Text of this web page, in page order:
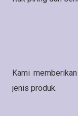
Kami
jenis produk.